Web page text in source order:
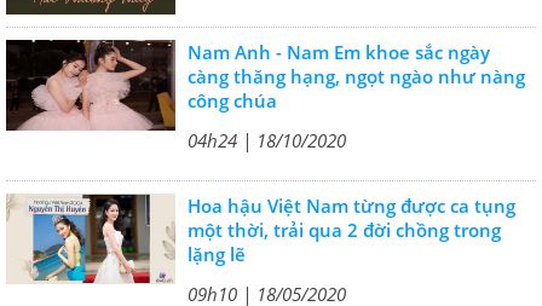
Nam Anh - Nam Em khoe sắc ngày
càng thăng hạng, ngọt ngào như nàng
công chúa
04h24 | 18/10/2020
Hoa hậu Việt Nam từng được ca tụng
một thời, trải qua 2 đời chồng trong
lặng lẽ
09h10 | 18/05/2020